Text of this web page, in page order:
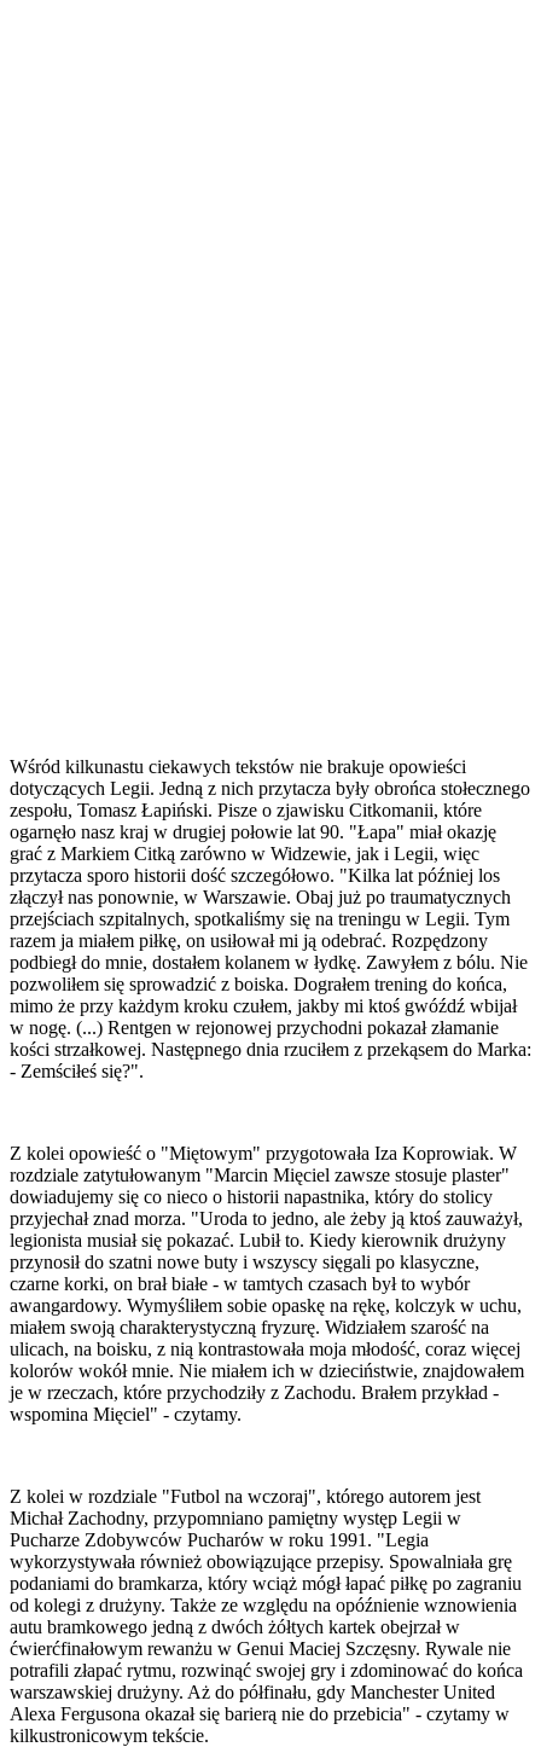
Wśród kilkunastu ciekawych tekstów nie brakuje opowieści
dotyczących Legii. Jedną z nich przytacza były obrońca stołecznego
zespołu, Tomasz Łapiński. Pisze o zjawisku Citkomanii, które
ogarnęło nasz kraj w drugiej połowie lat 90. "Łapa" miał okazję
grać z Markiem Citką zarówno w Widzewie, jak i Legii, więc
przytacza sporo historii dość szczegółowo. "Kilka lat później los
złączył nas ponownie, w Warszawie. Obaj już po traumatycznych
przejściach szpitalnych, spotkaliśmy się na treningu w Legii. Tym
razem ja miałem piłkę, on usiłował mi ją odebrać. Rozpędzony
podbiegł do mnie, dostałem kolanem w łydkę. Zawyłem z bólu. Nie
pozwoliłem się sprowadzić z boiska. Dograłem trening do końca,
mimo że przy każdym kroku czułem, jakby mi ktoś gwóźdź wbijał
w nogę. (...) Rentgen w rejonowej przychodni pokazał złamanie
kości strzałkowej. Następnego dnia rzuciłem z przekąsem do Marka:
- Zemściłeś się?".
Z kolei opowieść o "Miętowym" przygotowała Iza Koprowiak. W
rozdziale zatytułowanym "Marcin Mięciel zawsze stosuje plaster"
dowiadujemy się co nieco o historii napastnika, który do stolicy
przyjechał znad morza. "Uroda to jedno, ale żeby ją ktoś zauważył,
legionista musiał się pokazać. Lubił to. Kiedy kierownik drużyny
przynosił do szatni nowe buty i wszyscy sięgali po klasyczne,
czarne korki, on brał białe - w tamtych czasach był to wybór
awangardowy. Wymyśliłem sobie opaskę na rękę, kolczyk w uchu,
miałem swoją charakterystyczną fryzurę. Widziałem szarość na
ulicach, na boisku, z nią kontrastowała moja młodość, coraz więcej
kolorów wokół mnie. Nie miałem ich w dzieciństwie, znajdowałem
je w rzeczach, które przychodziły z Zachodu. Brałem przykład -
wspomina Mięciel" - czytamy.
Z kolei w rozdziale "Futbol na wczoraj", którego autorem jest
Michał Zachodny, przypomniano pamiętny występ Legii w
Pucharze Zdobywców Pucharów w roku 1991. "Legia
wykorzystywała również obowiązujące przepisy. Spowalniała grę
podaniami do bramkarza, który wciąż mógł łapać piłkę po zagraniu
od kolegi z drużyny. Także ze względu na opóźnienie wznowienia
autu bramkowego jedną z dwóch żółtych kartek obejrzał w
ćwierćfinałowym rewanżu w Genui Maciej Szczęsny. Rywale nie
potrafili złapać rytmu, rozwinąć swojej gry i zdominować do końca
warszawskiej drużyny. Aż do półfinału, gdy Manchester United
Alexa Fergusona okazał się barierą nie do przebicia" - czytamy w
kilkustronicowym tekście.